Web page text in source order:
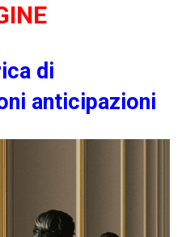
INE
di
anticipazioni